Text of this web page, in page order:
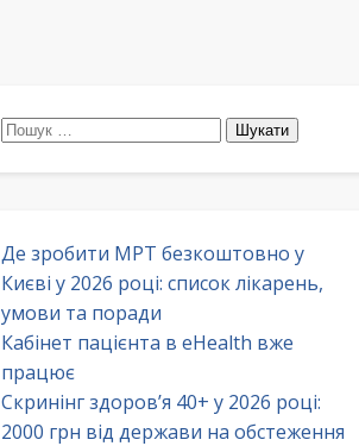
Пошук:
Де зробити МРТ безкоштовно у
Києві у 2026 році: список лікарень,
умови та поради
Кабінет пацієнта в eHealth вже
працює
Скринінг здоров’я 40+ у 2026 році:
2000 грн від держави на обстеження